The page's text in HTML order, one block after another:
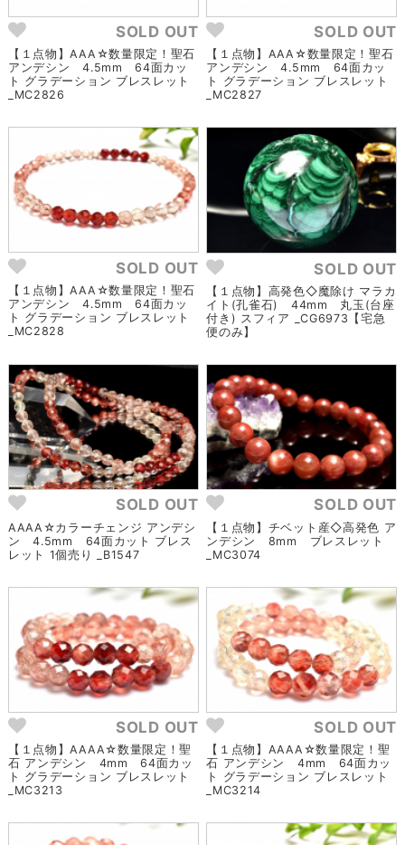
SOLD OUT
【１点物】AAA☆数量限定！聖石
アンデシン 4.5mm 64面カッ
ト グラデーション ブレスレット
_MC2826
SOLD OUT
【１点物】AAA☆数量限定！聖石
アンデシン 4.5mm 64面カッ
ト グラデーション ブレスレット
_MC2827
SOLD OUT
【１点物】AAA☆数量限定！聖石
アンデシン 4.5mm 64面カッ
ト グラデーション ブレスレット
_MC2828
SOLD OUT
【１点物】高発色◇魔除け マラカ
イト(孔雀石) 44mm 丸玉(台座
付き) スフィア _CG6973【宅急
便のみ】
SOLD OUT
AAAA☆カラーチェンジ アンデシ
ン 4.5mm 64面カット ブレス
レット 1個売り _B1547
SOLD OUT
【１点物】チベット産◇高発色 ア
ンデシン 8mm ブレスレット
_MC3074
SOLD OUT
【１点物】AAAA☆数量限定！聖
石 アンデシン 4mm 64面カッ
ト グラデーション ブレスレット
_MC3213
SOLD OUT
【１点物】AAAA☆数量限定！聖
石 アンデシン 4mm 64面カッ
ト グラデーション ブレスレット
_MC3214